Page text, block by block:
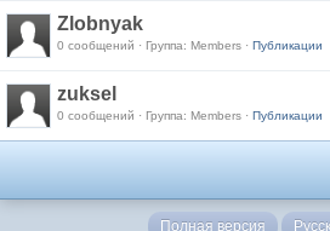
Zlobnyak
0 сообщений · Группа: Members · Публикации
zuksel
0 сообщений · Группа: Members · Публикации
Полная версия